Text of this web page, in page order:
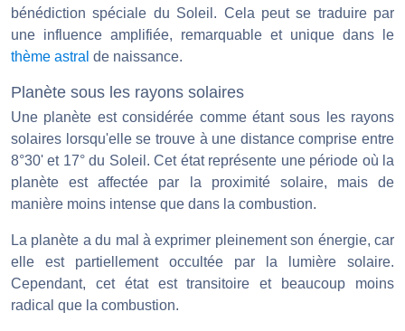
bénédiction spéciale du Soleil. Cela peut se traduire par
une influence amplifiée, remarquable et unique dans le
thème astral de naissance.
Planète sous les rayons solaires
Une planète est considérée comme étant sous les rayons
solaires lorsqu'elle se trouve à une distance comprise entre
8°30' et 17° du Soleil. Cet état représente une période où la
planète est affectée par la proximité solaire, mais de
manière moins intense que dans la combustion.
La planète a du mal à exprimer pleinement son énergie, car
elle est partiellement occultée par la lumière solaire.
Cependant, cet état est transitoire et beaucoup moins
radical que la combustion.